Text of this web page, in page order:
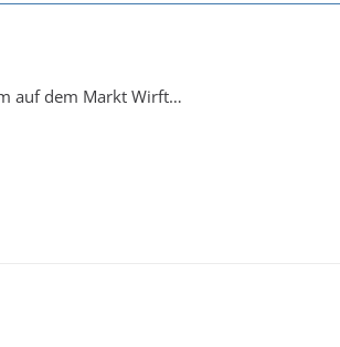
auf dem Markt Wirft…